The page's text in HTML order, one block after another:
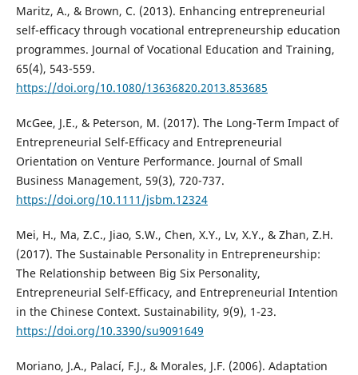
Maritz, A., & Brown, C. (2013). Enhancing entrepreneurial
self-efficacy through vocational entrepreneurship education
programmes. Journal of Vocational Education and Training,
65(4), 543-559.
https://doi.org/10.1080/13636820.2013.853685
McGee, J.E., & Peterson, M. (2017). The Long-Term Impact of
Entrepreneurial Self-Efficacy and Entrepreneurial
Orientation on Venture Performance. Journal of Small
Business Management, 59(3), 720-737.
https://doi.org/10.1111/jsbm.12324
Mei, H., Ma, Z.C., Jiao, S.W., Chen, X.Y., Lv, X.Y., & Zhan, Z.H.
(2017). The Sustainable Personality in Entrepreneurship:
The Relationship between Big Six Personality,
Entrepreneurial Self-Efficacy, and Entrepreneurial Intention
in the Chinese Context. Sustainability, 9(9), 1-23.
https://doi.org/10.3390/su9091649
Moriano, J.A., Palací, F.J., & Morales, J.F. (2006). Adaptation